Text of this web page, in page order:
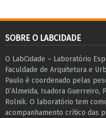
SOBRE O LABCIDADE
O LabCidade – Laboratório
Faculdade de Arquitetura e
Paulo é coordenado pelas
D’Almeida, Isadora Guerreiro,
Rolnik. O laboratório tem
acompanhamento crítico das